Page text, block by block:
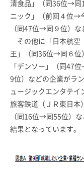
清食品」（同36位→同
ニック」（前回４位→
（同47位→同９位）な
その他に「日本航空
王」（同36位→同６位
「デンソー」（同47
9位）などの企業がラ
ュージックエンタテ
旅客鉄道（ＪＲ東日本
（同16位→同55位）
結果となっています。